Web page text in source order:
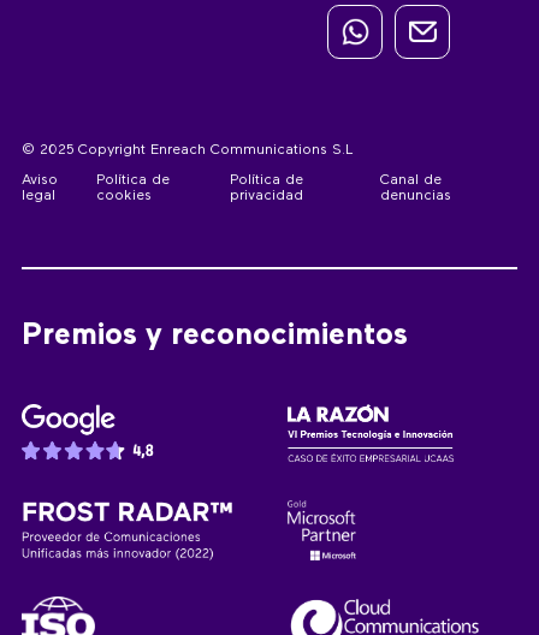
© 2025 Copyright Enreach Communications S.L
Aviso
legal
Política de
cookies
Política de
privacidad
Canal de
denuncias
Premios y reconocimientos